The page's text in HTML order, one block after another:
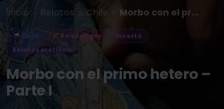
Inicio Relatos Chile Morbo con el primo hetero –…
Chile Relatos gay
Incesto
Relatos eróticos
Morbo con el primo hetero –
Parte I